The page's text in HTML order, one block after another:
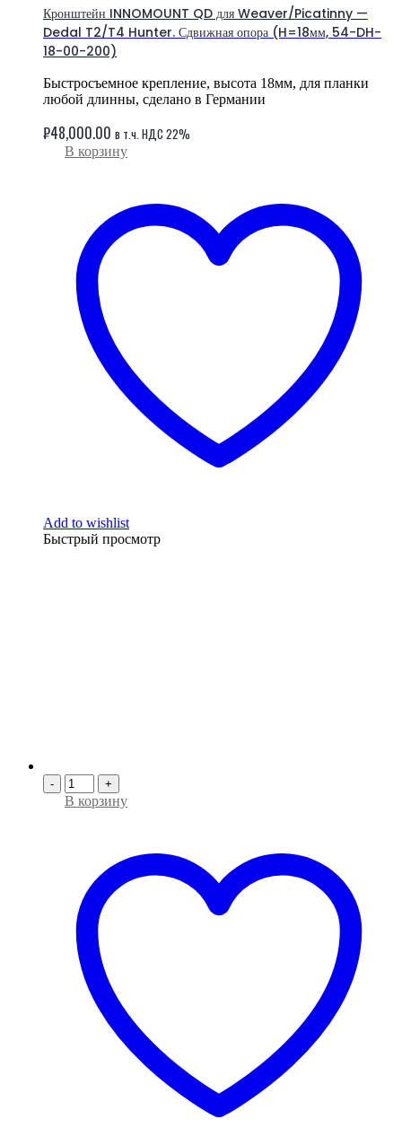
Кронштейн INNOMOUNT QD для Weaver/Picatinny —
Dedal T2/T4 Hunter. Сдвижная опора (H=18мм, 54-DH-
18-00-200)
Быстросъемное крепление, высота 18мм, для планки
любой длинны, сделано в Германии
₽48,000.00 в т.ч. НДС 22%
В корзину
Add to wishlist
Быстрый просмотр
- +
В корзину